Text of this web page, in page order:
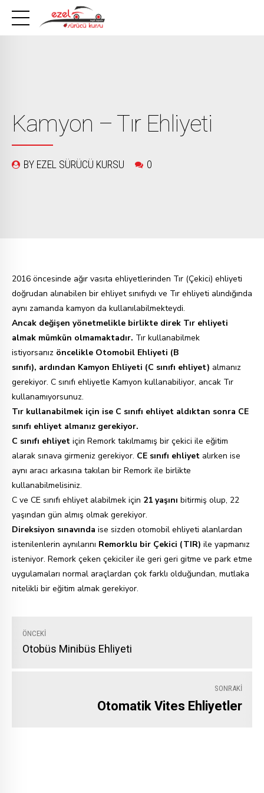
Kamyon – Tır Ehliyeti
BY EZEL SÜRÜCÜ KURSU 0
2016 öncesinde ağır vasıta ehliyetlerinden Tır (Çekici) ehliyeti
doğrudan alınabilen bir ehliyet sınıfıydı ve Tır ehliyeti alındığında
aynı zamanda kamyon da kullanılabilmekteydi.
Ancak değişen yönetmelikle birlikte direk Tır ehliyeti
almak mümkün olmamaktadır. Tır kullanabilmek
istiyorsanız öncelikle Otomobil Ehliyeti (B
sınıfı), ardından Kamyon Ehliyeti (C sınıfı ehliyet) almanız
gerekiyor. C sınıfı ehliyetle Kamyon kullanabiliyor, ancak Tır
kullanamıyorsunuz.
Tır kullanabilmek için ise C sınıfı ehliyet aldıktan sonra CE
sınıfı ehliyet almanız gerekiyor.
C sınıfı ehliyet için Remork takılmamış bir çekici ile eğitim
alarak sınava girmeniz gerekiyor. CE sınıfı ehliyet alırken ise
aynı aracı arkasına takılan bir Remork ile birlikte
kullanabilmelisiniz.
C ve CE sınıfı ehliyet alabilmek için 21 yaşını bitirmiş olup, 22
yaşından gün almış olmak gerekiyor.
Direksiyon sınavında ise sizden otomobil ehliyeti alanlardan
istenilenlerin aynılarını Remorklu bir Çekici (TIR) ile yapmanız
isteniyor. Remork çeken çekiciler ile geri geri gitme ve park etme
uygulamaları normal araçlardan çok farklı olduğundan, mutlaka
nitelikli bir eğitim almak gerekiyor.
ÖNCEKI
Otobüs Minibüs Ehliyeti
SONRAKI
Otomatik Vites Ehliyetler